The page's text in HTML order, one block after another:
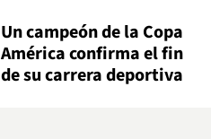
Un campeón de la Copa
América confirma el fin
de su carrera deportiva